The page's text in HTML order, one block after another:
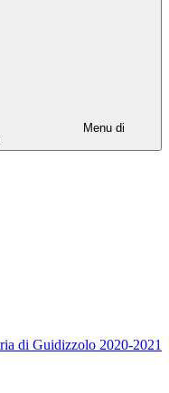
Menu di
di Guidizzolo 2020-2021